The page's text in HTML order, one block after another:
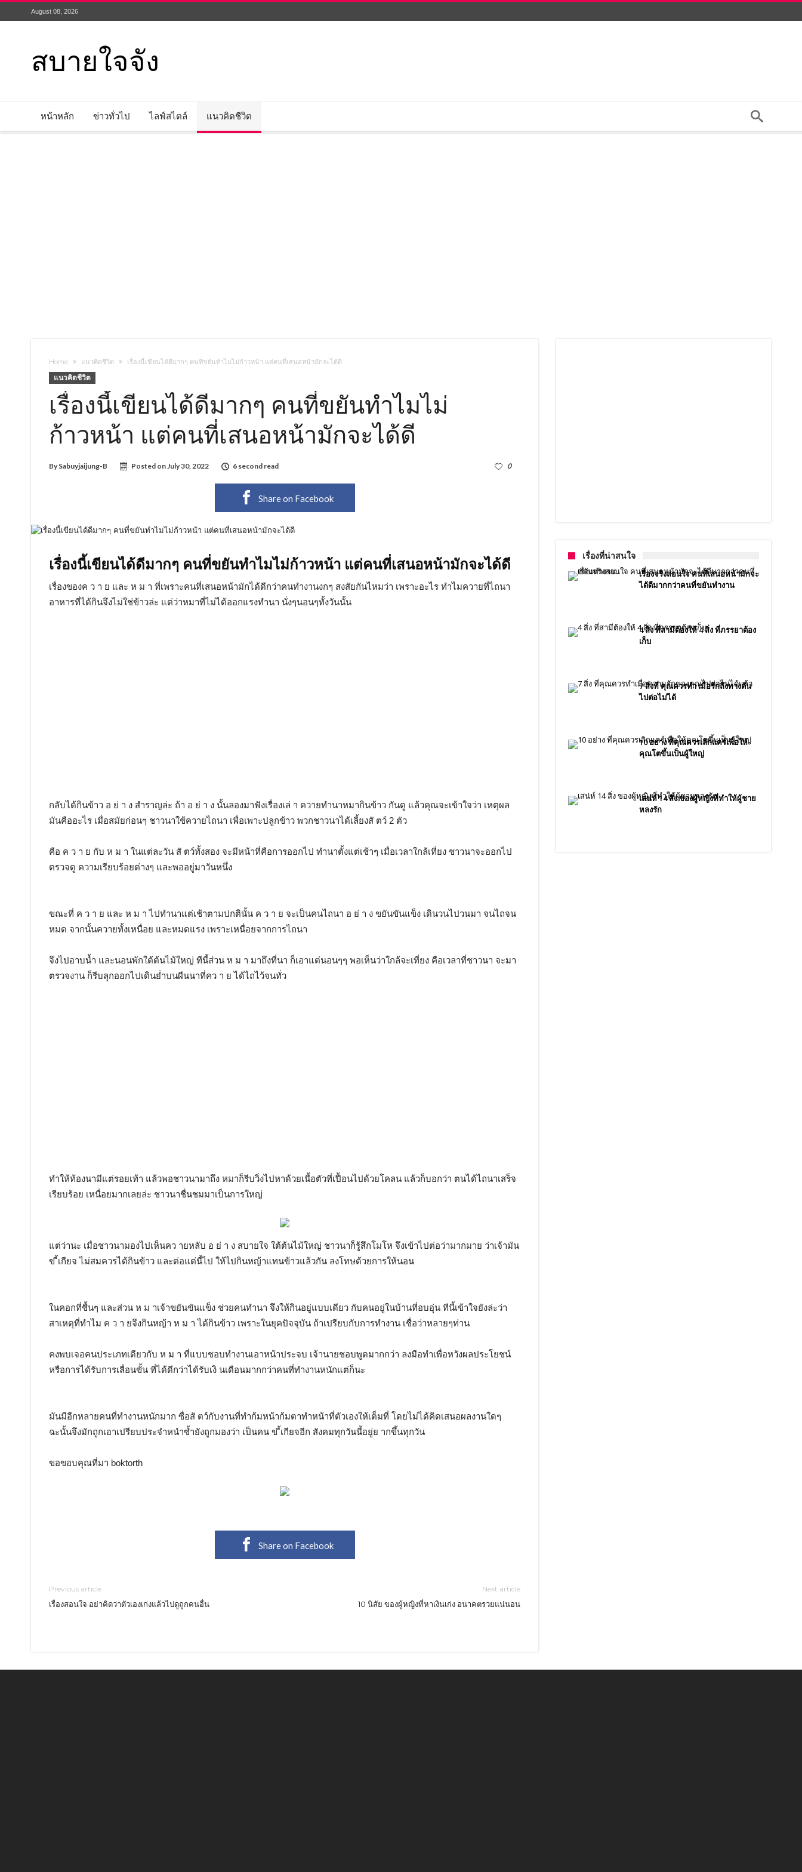
August 08, 2026
สบายใจจัง
หน้าหลัก ข่าวทั่วไป ไลฟ์สไตล์ แนวคิดชีวิต
Home แนวคิดชีวิต เรื่องนี้เขียนได้ดีมากๆ คนที่ขยันทำไมไม่ก้าวหน้า แต่คนที่เสนอหน้ามักจะได้ดี
แนวคิดชีวิต
เรื่องนี้เขียนได้ดีมากๆ คนที่ขยันทำไมไม่
ก้าวหน้า แต่คนที่เสนอหน้ามักจะได้ดี
By Sabuyjaijung-B Posted onJuly 30, 2022 6 second read 0
Share on Facebook
เรื่องนี้เขียนได้ดีมากๆ คนที่ขยันทำไมไม่ก้าวหน้า แต่คนที่เสนอหน้ามักจะได้ดี
เรื่องของค ว า ย และ ห ม า ที่เพราะคนที่เสนอหน้ามักได้ดีกว่าคนทำงานงกๆ สงสัยกันไหมว่า เพราะอะไร ทำไมควายที่ไถนา
อาหารที่ได้กินจึงไม่ใช่ข้าวล่ะ แต่ว่าหมาที่ไม่ได้ออกแรงทำนา นั่งๆนอนๆทั้งวันนั้น
กลับได้กินข้าว อ ย่ า ง สำราญล่ะ ถ้า อ ย่ า ง นั้นลองมาฟังเรื่องเล่ า ควายทำนาหมากินข้าว กันดู แล้วคุณจะเข้าใจว่า เหตุผล
มันคืออะไร เมื่อสมัยก่อนๆ ชาวนาใช้ควายไถนา เพื่อเพาะปลูกข้าว พวกชาวนาได้เลี้ยงสั ตว์ 2 ตัว
คือ ค ว า ย กับ ห ม า ในแต่ละวัน สั ตว์ทั้งสอง จะมีหน้าที่คือการออกไป ทำนาตั้งแต่เช้าๆ เมื่อเวลาใกล้เที่ยง ชาวนาจะออกไป
ตรวจดู ความเรียบร้อยต่างๆ และพออยู่มาวันหนึ่ง
ขณะที่ ค ว า ย และ ห ม า ไปทำนาแต่เช้าตามปกตินั้น ค ว า ย จะเป็นคนไถนา อ ย่ า ง ขยันขันแข็ง เดินวนไปวนมา จนไถจน
หมด จากนั้นควายทั้งเหนื่อย และหมดแรง เพราะเหนื่อยจากการไถนา
จึงไปอาบน้ำ และนอนพักใต้ต้นไม้ใหญ่ ทีนี้ส่วน ห ม า มาถึงที่นา ก็เอาแต่นอนๆๆ พอเห็นว่าใกล้จะเที่ยง คือเวลาที่ชาวนา จะมา
ตรวจงาน ก็รีบลุกออกไปเดินย่ำบนผืนนาที่คว า ย ได้ไถไว้จนทั่ว
ทำให้ท้องนามีแต่รอยเท้า แล้วพอชาวนามาถึง หมาก็รีบวิ่งไปหาด้วยเนื้อตัวที่เปื้อนไปด้วยโคลน แล้วก็บอกว่า ตนได้ไถนาเสร็จ
เรียบร้อย เหนื่อยมากเลยล่ะ ชาวนาชื่นชมมาเป็นการใหญ่
แต่ว่านะ เมื่อชาวนามองไปเห็นคว ายหลับ อ ย่ า ง สบายใจ ใต้ต้นไม้ใหญ่ ชาวนาก็รู้สึกโมโห จึงเข้าไปต่อว่ามากมาย ว่าเจ้ามัน
ข ี้เกียจ ไม่สมควรได้กินข้าว และต่อแต่นี้ไป ให้ไปกินหญ้าแทนข้าวแล้วกัน ลงโทษด้วยการให้นอน
ในคอกที่ชื้นๆ และส่วน ห ม าเจ้าขยันขันแข็ง ช่วยคนทำนา จึงให้กินอยู่แบบเดียว กับคนอยู่ในบ้านที่อบอุ่น ทีนี้เข้าใจยังล่ะว่า
สาเหตุที่ทำไม ค ว า ยจึงกินหญ้า ห ม า ได้กินข้าว เพราะในยุคปัจจุบัน ถ้าเปรียบกับการทำงาน เชื่อว่าหลายๆท่าน
คงพบเจอคนประเภทเดียวกับ ห ม า ที่แบบชอบทำงานเอาหน้าประจบ เจ้านายชอบพูดมากกว่า ลงมือทำเพื่อหวังผลประโยชน์
หรือการได้รับการเลื่อนขั้น ที่ได้ดีกว่าได้รับเงิ นเดือนมากกว่าคนที่ทำงานหนักแต่ก็นะ
มันมีอีกหลายคนที่ทำงานหนักมาก ซื่อสั ตว์กับงานที่ทำก้มหน้าก้มตาทำหน้าที่ตัวเองให้เต็มที่ โดยไม่ได้คิดเสนอผลงานใดๆ
ฉะนั้นจึงมักถูกเอาเปรียบประจำหนำซ้ำยังถูกมองว่า เป็นคน ข ี้เกียจอีก สังคมทุกวันนี้อยู่ย ากขึ้นทุกวัน
ขอขอบคุณที่มา boktorth
Share on Facebook
Previous article
เรื่องสอนใจ อย่าคิดว่าตัวเองเก่งแล้วไปดูถูกคนอื่น
Next article
10 นิสัย ของผู้หญิงที่หาเงินเก่ง อนาคตรวยแน่นอน
เรื่องที่น่าสนใจ
เรื่องจริงสอนใจ คนที่เสนอหน้ามักจะ
ได้ดีมากกว่าคนที่ขยันทำงาน
4 สิ่ง ที่สามีต้องให้ 4 สิ่ง ที่ภรรยาต้อง
เก็บ
7 สิ่งที่ คุณควรทำ เมื่อรักถึงทางตัน
ไปต่อไม่ได้
10 อย่าง ที่คุณควรเลิกแคร์เพื่อให้
คุณโตขึ้นเป็นผู้ใหญ่
เสน่ห์ 14 สิ่ง ของผู้หญิงที่ทำให้ผู้ชาย
หลงรัก